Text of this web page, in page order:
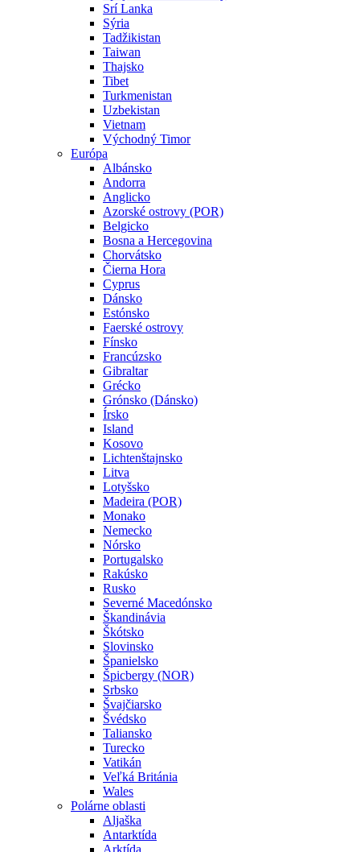
Srí Lanka
Sýria
Tadžikistan
Taiwan
Thajsko
Tibet
Turkmenistan
Uzbekistan
Vietnam
Východný Timor
Európa
Albánsko
Andorra
Anglicko
Azorské ostrovy (POR)
Belgicko
Bosna a Hercegovina
Chorvátsko
Čierna Hora
Cyprus
Dánsko
Estónsko
Faerské ostrovy
Fínsko
Francúzsko
Gibraltar
Grécko
Grónsko (Dánsko)
Írsko
Island
Kosovo
Lichtenštajnsko
Litva
Lotyšsko
Madeira (POR)
Monako
Nemecko
Nórsko
Portugalsko
Rakúsko
Rusko
Severné Macedónsko
Škandinávia
Škótsko
Slovinsko
Španielsko
Špicbergy (NOR)
Srbsko
Švajčiarsko
Švédsko
Taliansko
Turecko
Vatikán
Veľká Británia
Wales
Polárne oblasti
Aljaška
Antarktída
Arktída